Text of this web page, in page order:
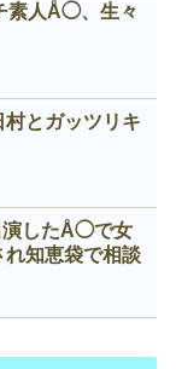
素人Å◯、生々
村とガッツリキ
演したÅ◯で女
れ知恵袋で相談